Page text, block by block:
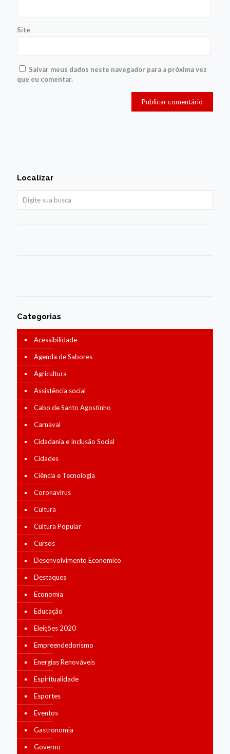
Site
Salvar meus dados neste navegador para a próxima vez
que eu comentar.
Localizar
Categorias
Acessibilidade
Agenda de Sabores
Agricultura
Assistência social
Cabo de Santo Agostinho
Carnaval
Cidadania e Inclusão Social
Cidades
Ciência e Tecnologia
Coronavírus
Cultura
Cultura Popular
Cursos
Desenvolvimento Economico
Destaques
Economia
Educação
Eleições 2020
Empreendedorismo
Energias Renováveis
Espiritualidade
Esportes
Eventos
Gastronomia
Governo